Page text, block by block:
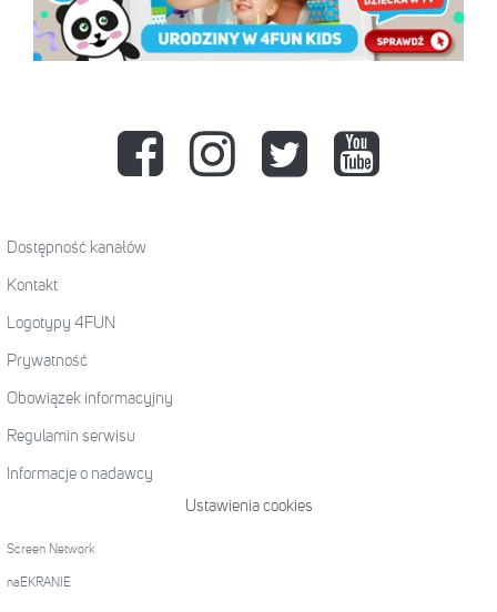
Dostępność kanałów
Kontakt
Logotypy 4FUN
Prywatność
Obowiązek informacyjny
Regulamin serwisu
Informacje o nadawcy
Ustawienia cookies
Screen Network
naEKRANIE